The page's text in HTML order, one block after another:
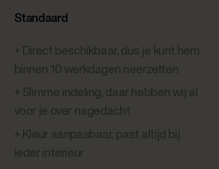
Standaard
+ Direct beschikbaar, dus je kunt hem
binnen 10 werkdagen neerzetten
+ Slimme indeling, daar hebben wij al
voor je over nagedacht
+ Kleur aanpasbaar, past altijd bij
ieder interieur